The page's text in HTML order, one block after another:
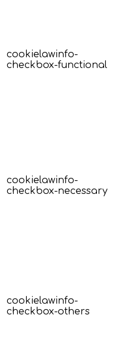
cookielawinfo-
checkbox-functional
cookielawinfo-
checkbox-necessary
cookielawinfo-
checkbox-others